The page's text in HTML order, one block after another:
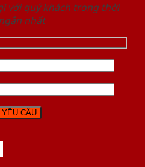
với quý khách trong thời
nhất